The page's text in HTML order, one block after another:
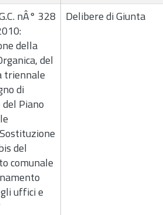
nÂ° 328
della
del
triennale
di
Piano
del
comunale
uffici e
Delibere di Giunta